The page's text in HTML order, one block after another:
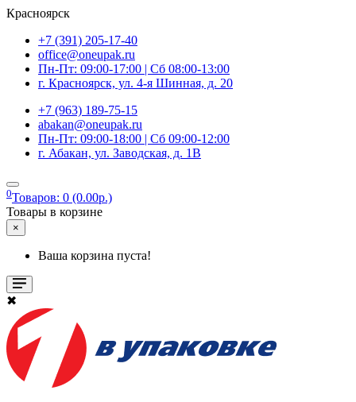
Красноярск
+7 (391) 205-17-40
office@oneupak.ru
Пн-Пт: 09:00-17:00 | Сб 08:00-13:00
г. Красноярск, ул. 4-я Шинная, д. 20
+7 (963) 189-75-15
abakan@oneupak.ru
Пн-Пт: 09:00-18:00 | Сб 09:00-12:00
г. Абакан, ул. Заводская, д. 1В
0Товаров: 0 (0.00р.)
Товары в корзине
×
Ваша корзина пуста!
✖